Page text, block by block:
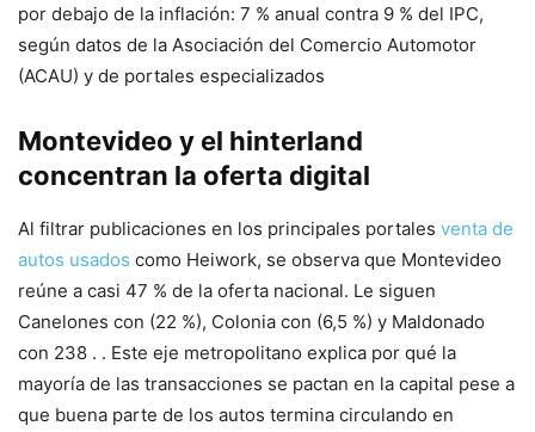
por debajo de la inflación: 7 % anual contra 9 % del IPC,
según datos de la Asociación del Comercio Automotor
(ACAU) y de portales especializados
Montevideo y el hinterland
concentran la oferta digital
Al filtrar publicaciones en los principales portales venta de
autos usados como Heiwork, se observa que Montevideo
reúne a casi 47 % de la oferta nacional. Le siguen
Canelones con (22 %), Colonia con (6,5 %) y Maldonado
con 238 . . Este eje metropolitano explica por qué la
mayoría de las transacciones se pactan en la capital pese a
que buena parte de los autos termina circulando en